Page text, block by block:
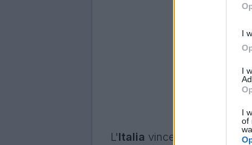
I
I
I
of
L'Italia vince la giornata